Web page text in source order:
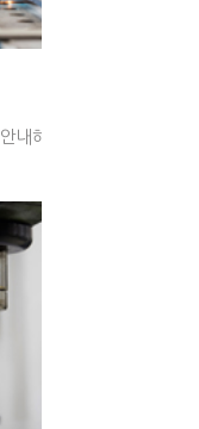
안내해드립니다.